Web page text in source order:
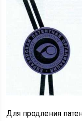
Для продления